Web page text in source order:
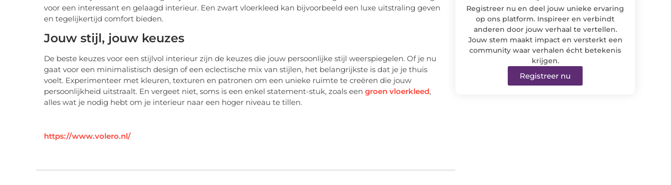
voor een interessant en gelaagd interieur. Een zwart vloerkleed kan bijvoorbeeld een luxe uitstraling geven
en tegelijkertijd comfort bieden.
Jouw stijl, jouw keuzes
De beste keuzes voor een stijlvol interieur zijn de keuzes die jouw persoonlijke stijl weerspiegelen. Of je nu
gaat voor een minimalistisch design of een eclectische mix van stijlen, het belangrijkste is dat je je thuis
voelt. Experimenteer met kleuren, texturen en patronen om een unieke ruimte te creëren die jouw
persoonlijkheid uitstraalt. En vergeet niet, soms is een enkel statement-stuk, zoals een groen vloerkleed,
alles wat je nodig hebt om je interieur naar een hoger niveau te tillen.
https://www.volero.nl/
Registreer nu en deel jouw unieke ervaring
op ons platform. Inspireer en verbindt
anderen door jouw verhaal te vertellen.
Jouw stem maakt impact en versterkt een
community waar verhalen écht betekenis
krijgen.
Registreer nu